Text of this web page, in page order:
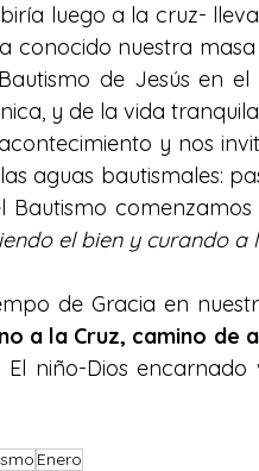
luego a la cruz-
conocido nuestra
de Jesús en
y de la vida
y nos
aguas bautismales:
el bien y curando a
de Gracia en
a la Cruz, camino de
El niño-Dios
Enero